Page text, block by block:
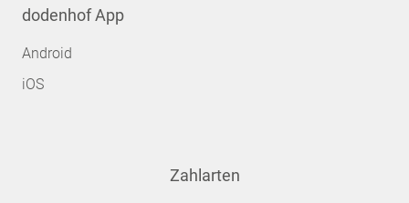
dodenhof App
Android
iOS
Zahlarten